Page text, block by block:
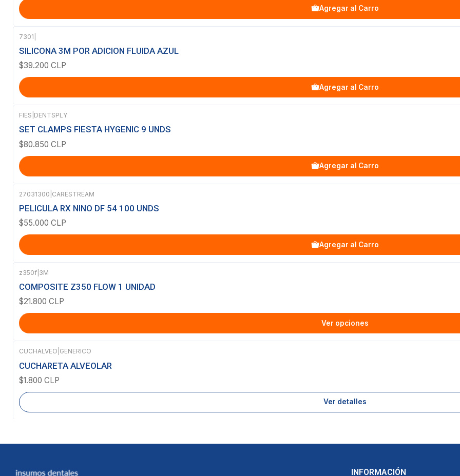
Agregar al Carro
7301
SILICONA 3M POR ADICION FLUIDA AZUL
$39.200 CLP
Agregar al Carro
FIES DENTSPLY
SET CLAMPS FIESTA HYGENIC 9 UNDS
$80.850 CLP
Agregar al Carro
27031300 CARESTREAM
PELICULA RX NINO DF 54 100 UNDS
$55.000 CLP
Agregar al Carro
z350f 3M
COMPOSITE Z350 FLOW 1 UNIDAD
$21.800 CLP
Ver opciones
Agotado
CUCHALVEO GENERICO
CUCHARETA ALVEOLAR
$1.800 CLP
Ver detalles
INFORMACIÓN